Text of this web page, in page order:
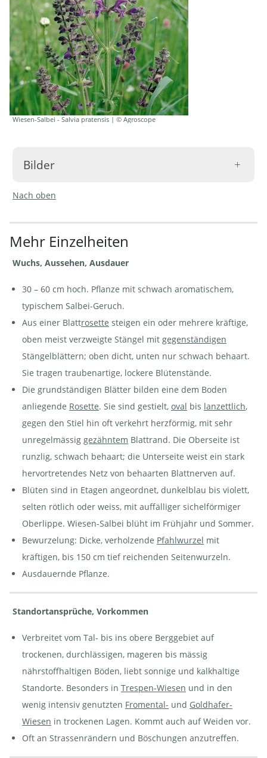
Wiesen-Salbei - Salvia pratensis | © Agroscope
Bilder
Salbei -
Salvia
M.Baltisberger
Salbei -
Salvia
Agroscope
Wiesen-Salbei - Salvia
pratensis | © Agroscope
pratensis. Blattrosette | ©
Agroscope
Salvia
pratensis.
Mit
Raupen
Edelfalter -
Melitaea
didyma |
A.Krebs
pratensis. Mit Honigbiene
- Apis mellifera | © e-pics
A.Krebs
Nach oben
Mehr Einzelheiten
Wuchs, Aussehen, Ausdauer
30 – 60 cm hoch. Pflanze mit schwach aromatischem,
typischem Salbei-Geruch.
Aus einer Blattrosette steigen ein oder mehrere kräftige,
oben meist verzweigte Stängel mit gegenständigen
Stängelblättern; oben dicht, unten nur schwach behaart.
Sie tragen traubenartige, lockere Blütenstände.
Die grundständigen Blätter bilden eine dem Boden
anliegende Rosette. Sie sind gestielt, oval bis lanzettlich,
gegen den Stiel hin oft verkehrt herzförmig, mit sehr
unregelmässig gezähntem Blattrand. Die Oberseite ist
runzlig, schwach behaart; die Unterseite weist ein stark
hervortretendes Netz von behaarten Blattnerven auf.
Blüten sind in Etagen angeordnet, dunkelblau bis violett,
selten rötlich oder weiss, mit auffälliger sichelförmiger
Oberlippe. Wiesen-Salbei blüht im Frühjahr und Sommer.
Bewurzelung: Dicke, verholzende Pfahlwurzel mit
kräftigen, bis 150 cm tief reichenden Seitenwurzeln.
Ausdauernde Pflanze.
Standortansprüche, Vorkommen
Verbreitet vom Tal- bis ins obere Berggebiet auf
trockenen, durchlässigen, mageren bis mässig
nährstoffhaltigen Böden, liebt sonnige und kalkhaltige
Standorte. Besonders in Trespen-Wiesen und in den
wenig intensiv genutzten Fromental- und Goldhafer-
Wiesen in trockenen Lagen. Kommt auch auf Weiden vor.
Oft an Strassenrändern und Böschungen anzutreffen.